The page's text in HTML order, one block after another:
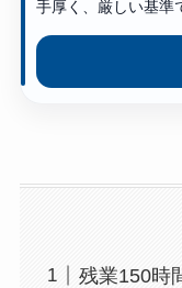
手厚く、厳しい基準
残業150時